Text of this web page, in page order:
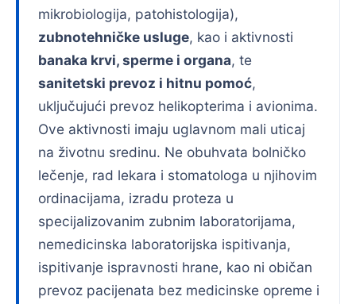
mikrobiologija, patohistologija),
zubnotehničke usluge, kao i aktivnosti
banaka krvi, sperme i organa, te
sanitetski prevoz i hitnu pomoć,
uključujući prevoz helikopterima i avionima.
Ove aktivnosti imaju uglavnom mali uticaj
na životnu sredinu. Ne obuhvata bolničko
lečenje, rad lekara i stomatologa u njihovim
ordinacijama, izradu proteza u
specijalizovanim zubnim laboratorijama,
nemedicinska laboratorijska ispitivanja,
ispitivanje ispravnosti hrane, kao ni običan
prevoz pacijenata bez medicinske opreme i